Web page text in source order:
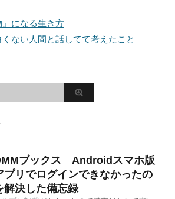
』になる生き方
ない人間と話してて考えたこと
ブックス Androidスマホ版
プリでログインできなかったの
解決した備忘録